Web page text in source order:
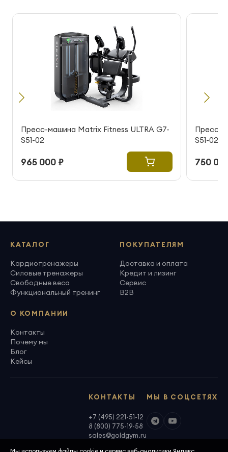
Пресс-машина Matrix Fitness ULTRA G7-
S51-02
965 000 ₽
Пресс-
S51-02
750
КАТАЛОГ
Кардиотренажеры
Силовые тренажеры
Свободные веса
Функциональный тренинг
ПОКУПАТЕЛЯМ
Доставка и оплата
Кредит и лизинг
Сервис
B2B
О КОМПАНИИ
Контакты
Почему мы
Блог
Кейсы
МЫ В СОЦСЕТЯХ
КОНТАКТЫ
+7 (495) 221-51-12
8 (800) 775-19-58
sales@goldgym.ru